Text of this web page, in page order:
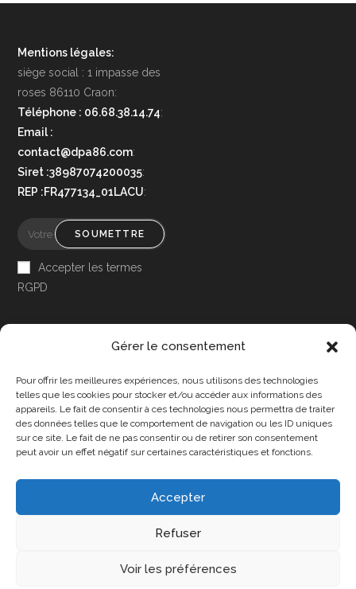
Gérer le consentement
Pour offrir les meilleures expériences, nous utilisons des technologies
telles que les cookies pour stocker et/ou accéder aux informations des
appareils. Le fait de consentir à ces technologies nous permettra de traiter
des données telles que le comportement de navigation ou les ID uniques
sur ce site. Le fait de ne pas consentir ou de retirer son consentement
peut avoir un effet négatif sur certaines caractéristiques et fonctions.
Accepter
Refuser
Voir les préférences
Mentions légales:
siège social : 1 impasse des
roses 86110 Craon:
Téléphone : 06.68.38.14.74:
Email :
contact@dpa86.com:
Siret :38987074200035:
REP :FR477134_01LACU:
SOUMETTRE
Accepter les termes
RGPD
Accessibilité
Mon Compte
Contact
Politique de cookies (UE)
Copyright 2025 - DPA86 - Tous droits réservés